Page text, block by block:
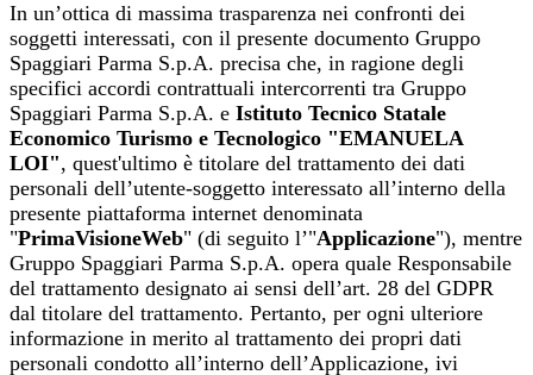
In un’ottica di massima trasparenza nei confronti dei
soggetti interessati, con il presente documento Gruppo
Spaggiari Parma S.p.A. precisa che, in ragione degli
specifici accordi contrattuali intercorrenti tra Gruppo
Spaggiari Parma S.p.A. e Istituto Tecnico Statale
Economico Turismo e Tecnologico "EMANUELA
LOI", quest'ultimo è titolare del trattamento dei dati
personali dell’utente-soggetto interessato all’interno della
presente piattaforma internet denominata
"PrimaVisioneWeb" (di seguito l’"Applicazione"), mentre
Gruppo Spaggiari Parma S.p.A. opera quale Responsabile
del trattamento designato ai sensi dell’art. 28 del GDPR
dal titolare del trattamento. Pertanto, per ogni ulteriore
informazione in merito al trattamento dei propri dati
personali condotto all’interno dell’Applicazione, ivi